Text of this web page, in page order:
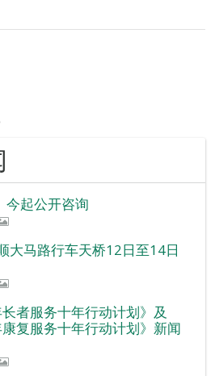
今起公开咨询
大马路行车天桥12日至14日
者服务十年行动计划》及
复服务十年行动计划》新闻